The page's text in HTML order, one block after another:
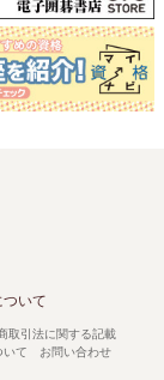
いて
取引法に関する記載
いて
お問い合わせ